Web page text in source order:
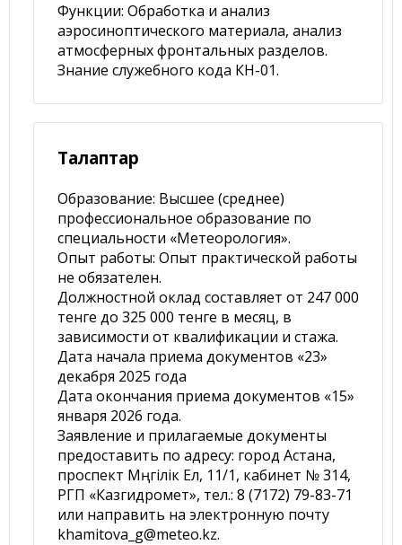
Функции: Обработка и анализ
аэросиноптического материала, анализ
атмосферных фронтальных разделов.
Знание служебного кода КН-01.
Талаптар
Образование: Высшее (среднее)
профессиональное образование по
специальности «Метеорология».
Опыт работы: Опыт практической работы
не обязателен.
Должностной оклад составляет от 247 000
тенге до 325 000 тенге в месяц, в
зависимости от квалификации и стажа.
Дата начала приема документов «23»
декабря 2025 года
Дата окончания приема документов «15»
января 2026 года.
Заявление и прилагаемые документы
предоставить по адресу: город Астана,
проспект Мәңгілік Ел, 11/1, кабинет № 314,
РГП «Казгидромет», тел.: 8 (7172) 79-83-71
или направить на электронную почту
khamitova_g@meteo.kz.